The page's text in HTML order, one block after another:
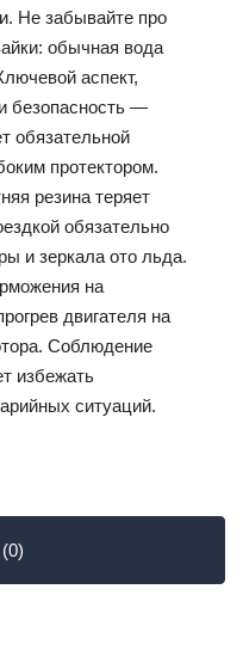
Не забывайте про
обычная вода
аспект,
безопасность —
обязательной
протектором.
резина теряет
обязательно
и зеркала ото льда.
на
двигателя на
Соблюдение
избежать
ситуаций.